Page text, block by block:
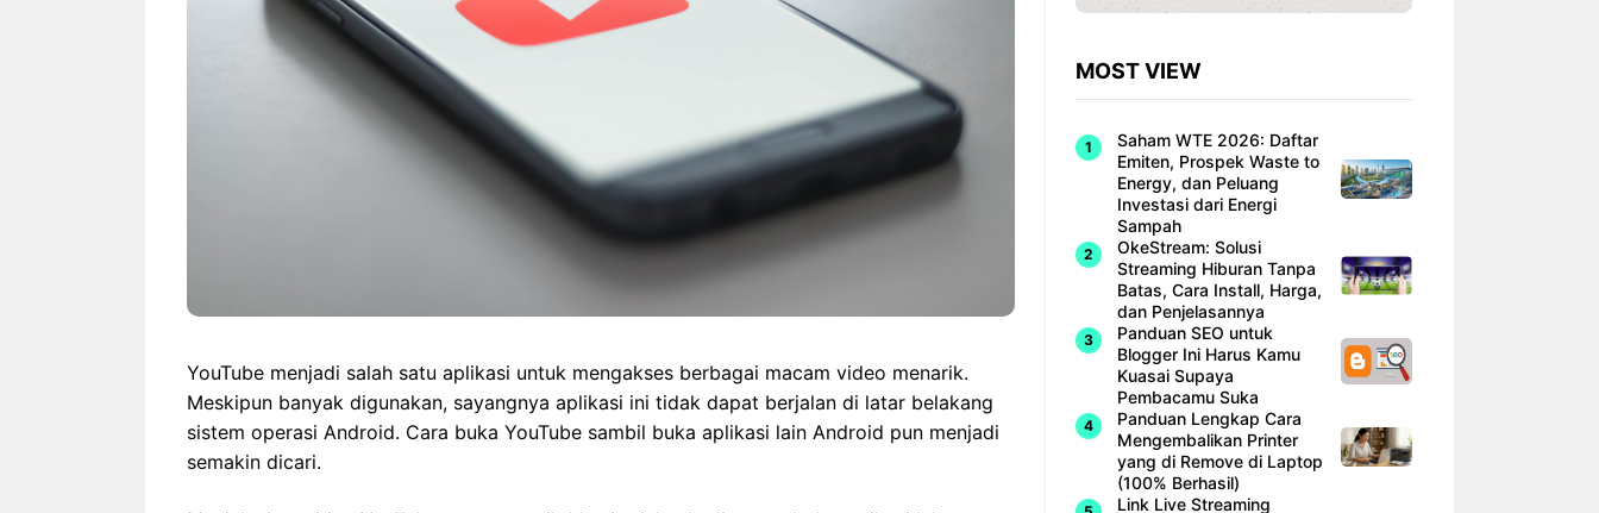
YouTube menjadi salah satu aplikasi untuk mengakses berbagai macam video menarik.
Meskipun banyak digunakan, sayangnya aplikasi ini tidak dapat berjalan di latar belakang
sistem operasi Android. Cara buka YouTube sambil buka aplikasi lain Android pun menjadi
semakin dicari.
MOST VIEW
Saham WTE 2026: Daftar
Emiten, Prospek Waste to
Energy, dan Peluang
Investasi dari Energi
Sampah
OkeStream: Solusi
Streaming Hiburan Tanpa
Batas, Cara Install, Harga,
dan Penjelasannya
Panduan SEO untuk
Blogger Ini Harus Kamu
Kuasai Supaya
Pembacamu Suka
Panduan Lengkap Cara
Mengembalikan Printer
yang di Remove di Laptop
(100% Berhasil)
Link Live Streaming